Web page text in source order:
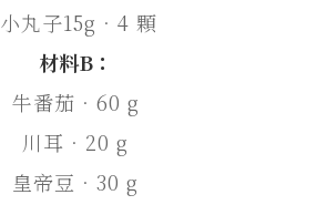
小丸子15g．4 顆
材料B：
牛番茄．60 g
川耳．20 g
皇帝豆．30 g